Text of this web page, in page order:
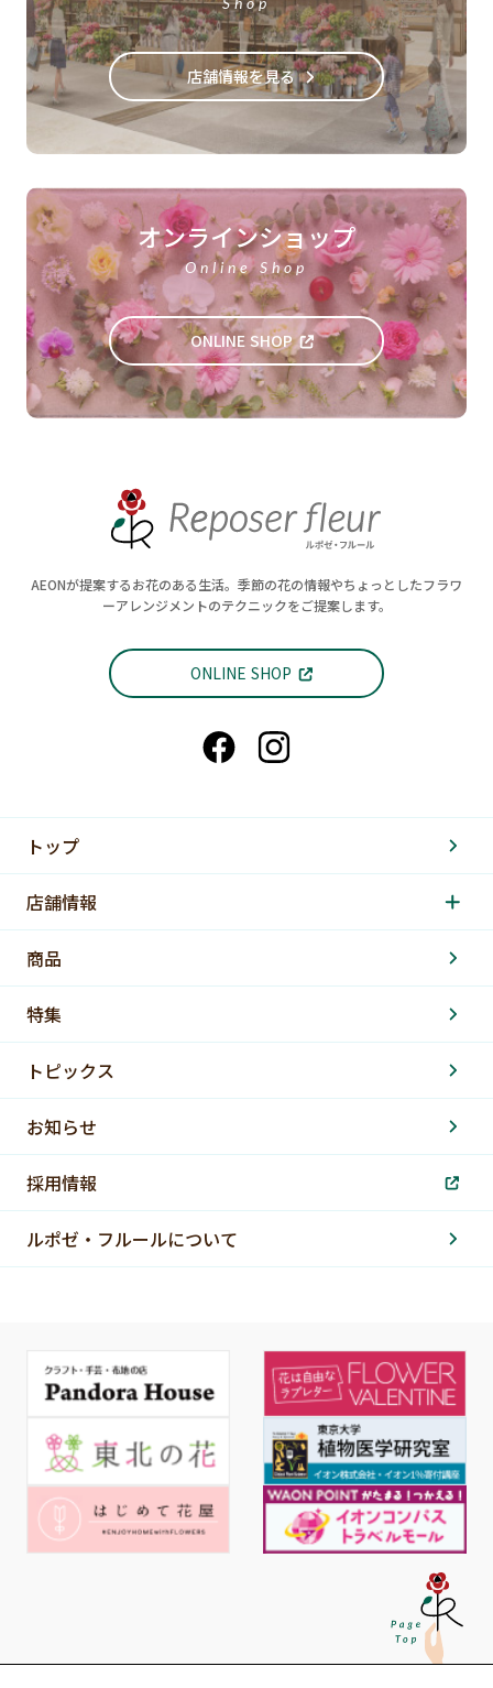
店舗情報を見る
オンラインショップ
Online Shop
ONLINE SHOP
AEONが提案するお花のある生活。季節の花の情報やちょっとしたフラワ
ーアレンジメントのテクニックをご提案します。
ONLINE SHOP
トップ
店舗情報
商品
特集
トピックス
お知らせ
採用情報
ルポゼ・フルールについて